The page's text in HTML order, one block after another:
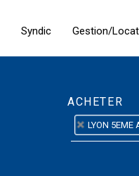
Syndic Gestion/
ACHETER
LYON 5EME